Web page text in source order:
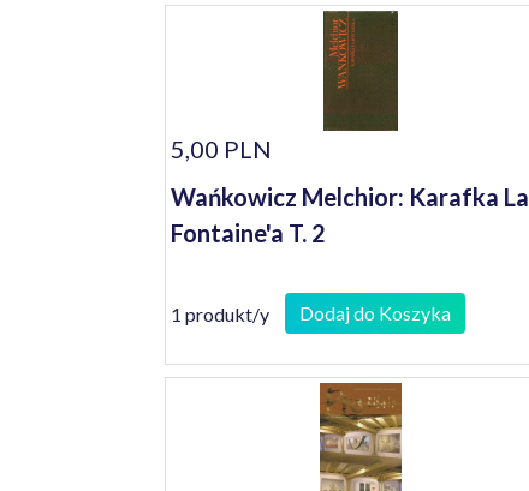
5,00 PLN
Wańkowicz Melchior: Karafka La
Fontaine'a T. 2
1 produkt/y Dodaj do Koszyka